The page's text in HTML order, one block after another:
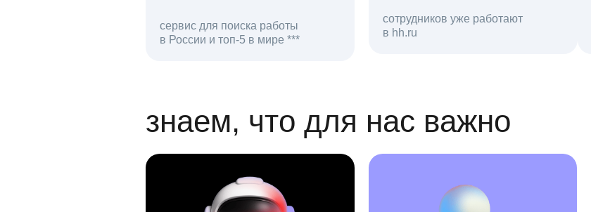
сервис для поиска работы
в России и топ-5 в мире ***
откликов на вакансии
сотрудников уже работают
в hh.ru
знаем, что для нас важно